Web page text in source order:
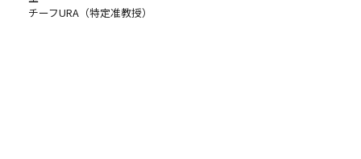
チーフURA（特定准教授）